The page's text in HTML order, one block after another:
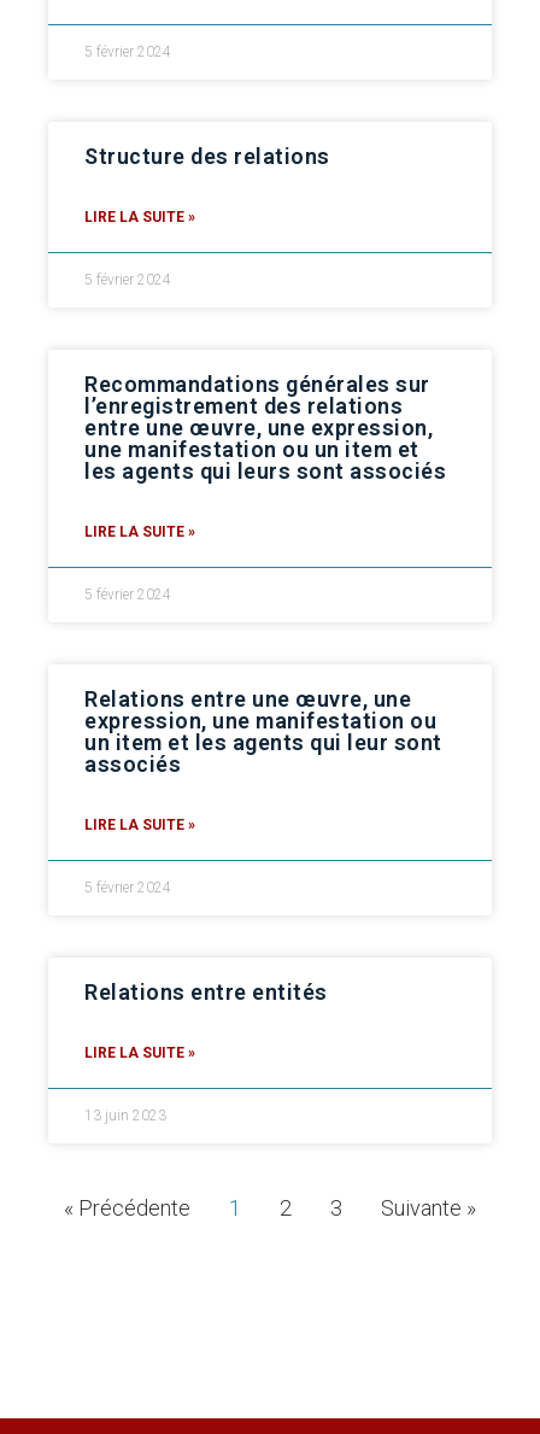
5 février 2024
Structure des relations
LIRE LA SUITE »
5 février 2024
Recommandations générales sur
l’enregistrement des relations
entre une œuvre, une expression,
une manifestation ou un item et
les agents qui leurs sont associés
LIRE LA SUITE »
5 février 2024
Relations entre une œuvre, une
expression, une manifestation ou
un item et les agents qui leur sont
associés
LIRE LA SUITE »
5 février 2024
Relations entre entités
LIRE LA SUITE »
13 juin 2023
« Précédente 1 2 3 Suivante »